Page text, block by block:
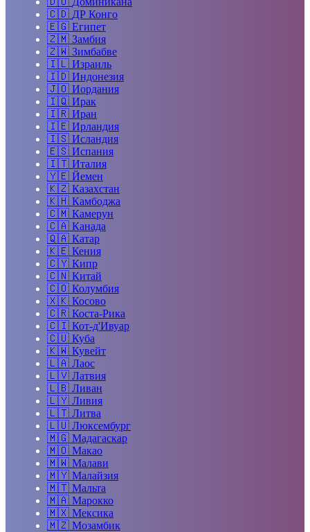
🇨🇩 ДР Конго
🇪🇬 Египет
🇿🇲 Замбия
🇿🇼 Зимбабве
🇮🇱 Израиль
🇮🇩 Индонезия
🇯🇴 Иордания
🇮🇶 Ирак
🇮🇷 Иран
🇮🇪 Ирландия
🇮🇸 Исландия
🇪🇸 Испания
🇮🇹 Италия
🇾🇪 Йемен
🇰🇿 Казахстан
🇰🇭 Камбоджа
🇨🇲 Камерун
🇨🇦 Канада
🇶🇦 Катар
🇰🇪 Кения
🇨🇾 Кипр
🇨🇳 Китай
🇨🇴 Колумбия
🇽🇰 Косово
🇨🇷 Коста-Рика
🇨🇮 Кот-д'Ивуар
🇨🇺 Куба
🇰🇼 Кувейт
🇱🇦 Лаос
🇱🇻 Латвия
🇱🇧 Ливан
🇱🇾 Ливия
🇱🇹 Литва
🇱🇺 Люксембург
🇲🇬 Мадагаскар
🇲🇴 Макао
🇲🇼 Малави
🇲🇾 Малайзия
🇲🇹 Мальта
🇲🇦 Марокко
🇲🇽 Мексика
🇲🇿 Мозамбик